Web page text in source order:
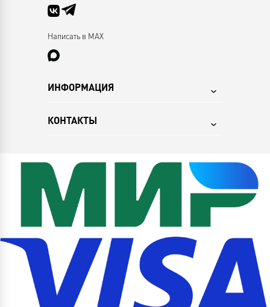
Написать в MAX
ИНФОРМАЦИЯ
КОНТАКТЫ